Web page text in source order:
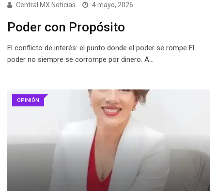
Central MX Noticias 4 mayo, 2026
Poder con Propósito
El conflicto de interés: el punto donde el poder se rompe El
poder no siempre se corrompe por dinero. A…
OPINIÓN